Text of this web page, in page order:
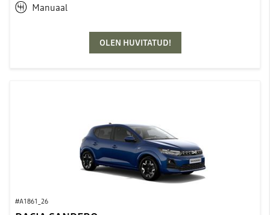
Manuaal
OLEN HUVITATUD!
#A1861_26